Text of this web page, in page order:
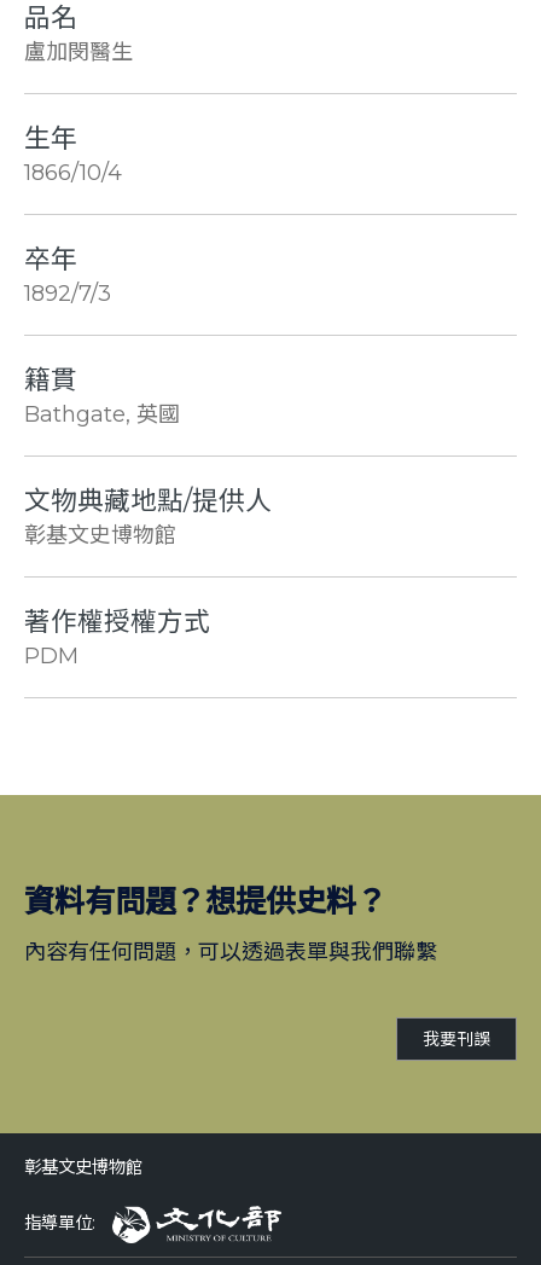
品名
盧加閔醫生
生年
1866/10/4
卒年
1892/7/3
籍貫
Bathgate, 英國
文物典藏地點/提供人
彰基文史博物館
著作權授權方式
PDM
資料有問題？想提供史料？
內容有任何問題，可以透過表單與我們聯繫
我要刊誤
彰基文史博物館
指導單位: